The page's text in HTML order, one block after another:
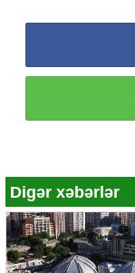
Digər xəbərlər